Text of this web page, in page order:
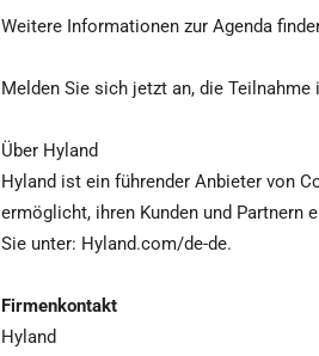
Weitere Informationen zur Agenda
Melden Sie sich jetzt an, die
Über Hyland
Hyland ist ein führender Anbieter von
ermöglicht, ihren Kunden und Partnern
Sie unter: Hyland.com/de-de.
Firmenkontakt
Hyland